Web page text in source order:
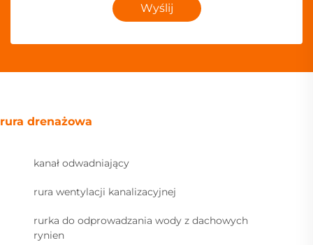
Wyślij
rura drenażowa
kanał odwadniający
rura wentylacji kanalizacyjnej
rurka do odprowadzania wody z dachowych
rynien